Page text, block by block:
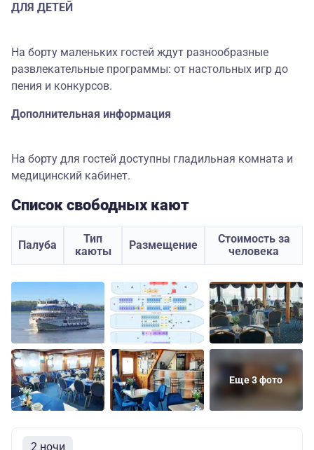
ДЛЯ ДЕТЕЙ
На борту маленьких гостей ждут разнообразные
развлекательные программы: от настольных игр до
пения и конкурсов.
Дополнительная информация
На борту для гостей доступны гладильная комната и
медицинский кабинет.
Список свободных кают
Палуба
Тип
каюты
Размещение
Стоимость за
человека
Еще 3 фото
2 ночи